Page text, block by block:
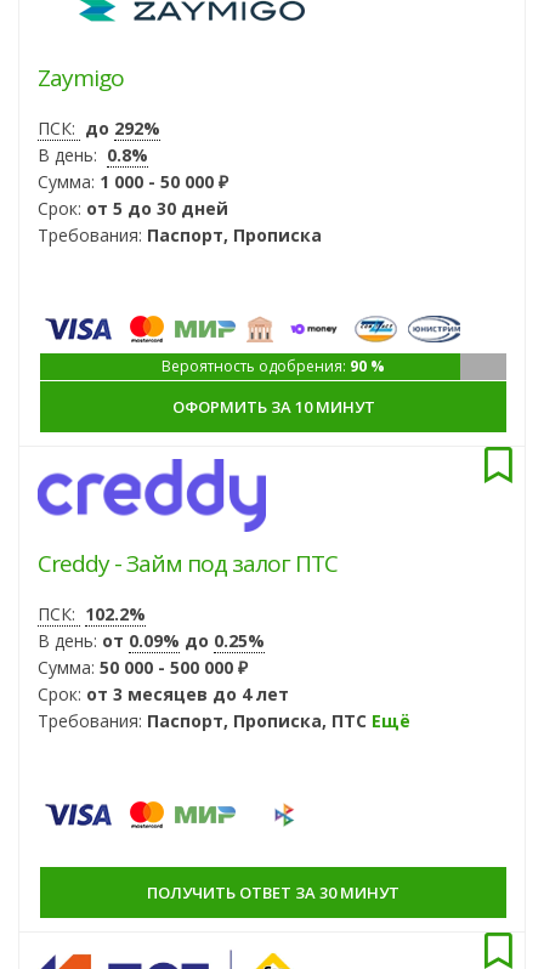
Вероятность одобрения: 90 %
Zaymigo
ПСК: до 292%
В день: 0.8%
Сумма: 1 000 - 50 000 ₽
Срок: от 5 до 30 дней
Требования: Паспорт, Прописка
ОФОРМИТЬ ЗА 10 МИНУТ
Creddy - Займ под залог ПТС
ПСК: 102.2%
В день: от 0.09% до 0.25%
Сумма: 50 000 - 500 000 ₽
Срок: от 3 месяцев до 4 лет
Требования: Паспорт, Прописка, ПТС Ещё
ПОЛУЧИТЬ ОТВЕТ ЗА 30 МИНУТ